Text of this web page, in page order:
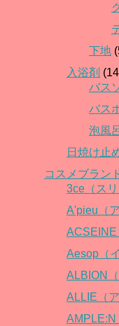
下地
入浴剤
バス
バス
泡風
日焼け止
コスメブラン
3ce（スリ
A'pieu（
ACSEINE
Aesop（
ALBION
ALLIE（
AMPLE:N